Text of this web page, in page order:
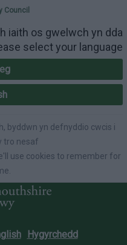
your
Council
iaith os gwelwch yn dda
select your language
byddwn yn defnyddio cwcis i
tro nesaf
use cookies to remember for
Hygyrchedd